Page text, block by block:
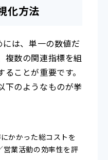
化方法
は、単一の数値だ
複数の関連指標を組
ことが重要です。
下のようなものが挙
かかった総コストを
営業活動の効率性を評